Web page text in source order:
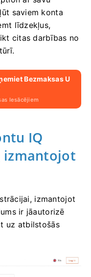
saviem konta
līdzekļus,
citas darbības no
Bezmaksas U
Iesācējiem
IQ
izmantojot
izmantojot
ir jāautorizē
uz atbilstošās